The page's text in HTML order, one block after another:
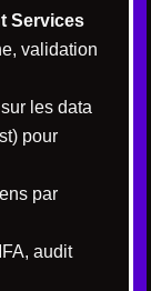
Services
validation
les data
pour
par
audit